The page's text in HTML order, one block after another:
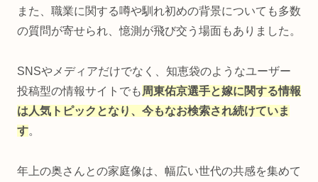
また、職業に関する噂や馴れ初めの背景についても多数
の質問が寄せられ、憶測が飛び交う場面もありました。
SNSやメディアだけでなく、知恵袋のようなユーザー
投稿型の情報サイトでも 周東佑京選手と嫁に関する情報
は人気トピックとなり、今もなお検索され続けていま
す。
年上の奥さんとの家庭像は、幅広い世代の共感を集めて